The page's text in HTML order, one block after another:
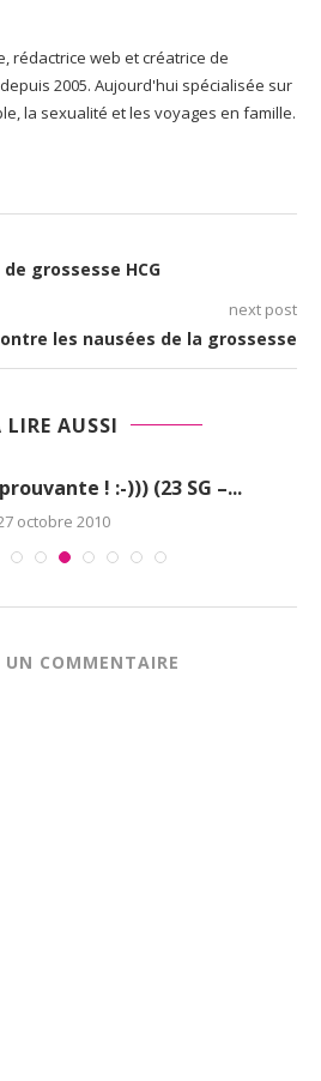
rédactrice web et créatrice de
2005. Aujourd'hui spécialisée sur
la sexualité et les voyages en famille.
grossesse HCG
next post
les nausées de la grossesse
LIRE AUSSI
! :-))) (23 SG –...
octobre 2010
UN COMMENTAIRE